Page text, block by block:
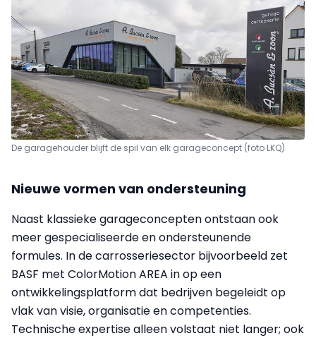
De garagehouder blijft de spil van elk garageconcept (foto LKQ)
Nieuwe vormen van ondersteuning
Naast klassieke garageconcepten ontstaan ook
meer gespecialiseerde en ondersteunende
formules. In de carrosseriesector bijvoorbeeld zet
BASF met ColorMotion AREA in op een
ontwikkelingsplatform dat bedrijven begeleidt op
vlak van visie, organisatie en competenties.
Technische expertise alleen volstaat niet langer; ook